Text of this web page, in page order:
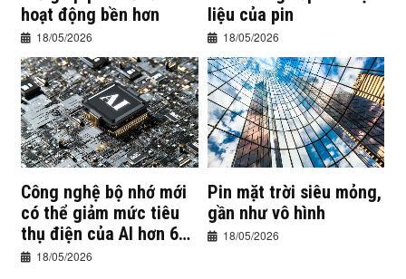
hoạt động bền hơn
18/05/2026
liệu của pin
18/05/2026
Công nghệ bộ nhớ mới
có thể giảm mức tiêu
thụ điện của AI hơn 60
lần18/05/2026
Pin mặt trời siêu mỏng,
gần như vô hình
18/05/2026